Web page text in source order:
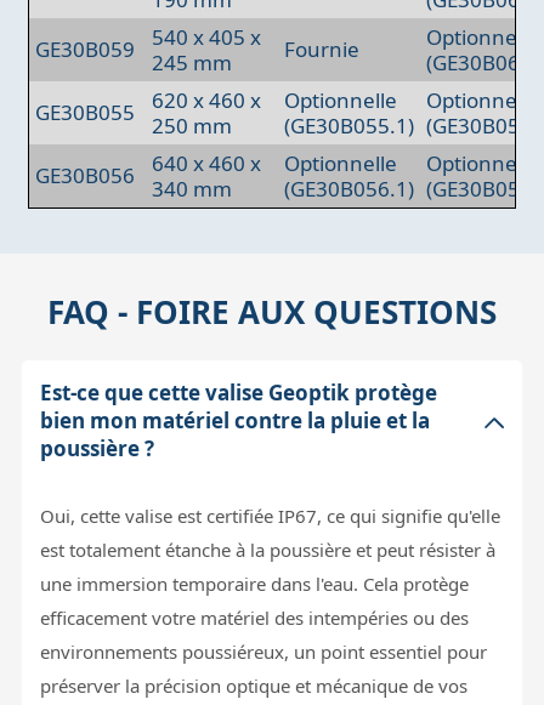
GE30B059
540 x 405 x
245 mm
Fournie
(GE30B060)
GE30B055
620 x 460 x
250 mm
Optionnelle
(GE30B055.1) (GE30B057)
GE30B056
640 x 460 x
340 mm
Optionnelle
(GE30B056.1) (GE30B057)
FAQ - FOIRE AUX QUESTIONS
Est-ce que cette valise Geoptik protège
bien mon matériel contre la pluie et la
poussière ?
Oui, cette valise est certifiée IP67, ce qui signifie qu'elle
est totalement étanche à la poussière et peut résister à
une immersion temporaire dans l'eau. Cela protège
efficacement votre matériel des intempéries ou des
environnements poussiéreux, un point essentiel pour
préserver la précision optique et mécanique de vos